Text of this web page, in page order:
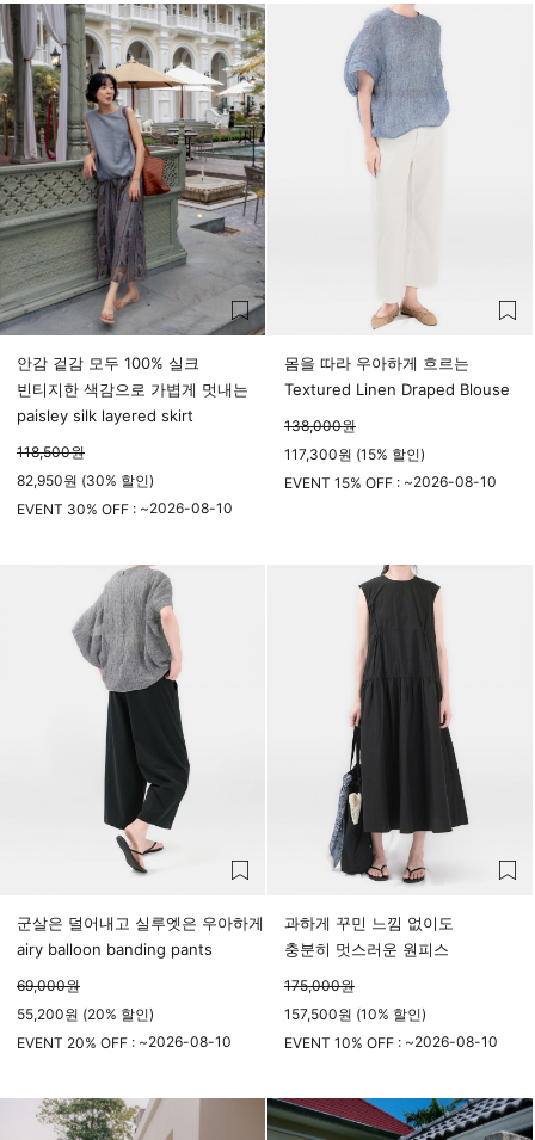
안감 겉감 모두 100% 실크
빈티지한 색감으로 가볍게 멋내는
paisley silk layered skirt
118,500원
82,950원 (30% 할인)
EVENT 30% OFF : ~2026-08-10
몸을 따라 우아하게 흐르는
Textured Linen Draped Blouse
138,000원
117,300원 (15% 할인)
EVENT 15% OFF : ~2026-08-10
군살은 덜어내고 실루엣은 우아하게
airy balloon banding pants
69,000원
55,200원 (20% 할인)
EVENT 20% OFF : ~2026-08-10
과하게 꾸민 느낌 없이도
충분히 멋스러운 원피스
175,000원
157,500원 (10% 할인)
EVENT 10% OFF : ~2026-08-10